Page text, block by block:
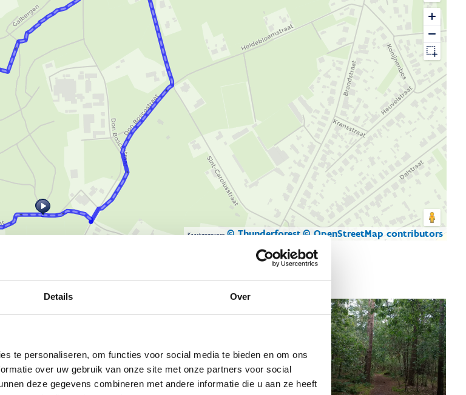
Details Over
te personaliseren, om functies voor social media te bieden en om ons
over uw gebruik van onze site met onze partners voor social
deze gegevens combineren met andere informatie die u aan ze heeft
Kaartgegevens © Thunderforest © OpenStreetMap contributors
routes in